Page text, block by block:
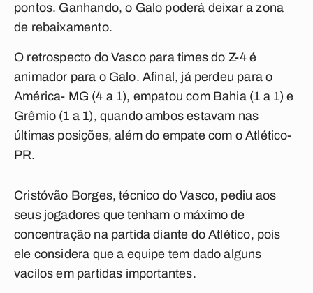
pontos. Ganhando, o Galo poderá deixar a zona
de rebaixamento.
O retrospecto do Vasco para times do Z-4 é
animador para o Galo. Afinal, já perdeu para o
América- MG (4 a 1), empatou com Bahia (1 a 1) e
Grêmio (1 a 1), quando ambos estavam nas
últimas posições, além do empate com o Atlético-
PR.
Cristóvão Borges, técnico do Vasco, pediu aos
seus jogadores que tenham o máximo de
concentração na partida diante do Atlético, pois
ele considera que a equipe tem dado alguns
vacilos em partidas importantes.